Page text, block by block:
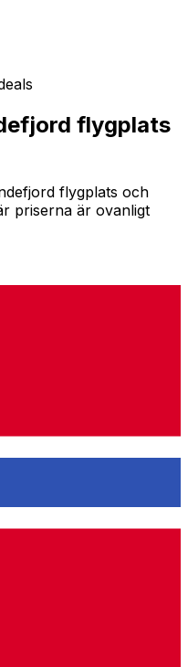
flygplats
flygplats och
priserna är ovanligt